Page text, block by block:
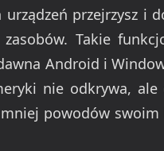
urządzeń przejrzysz i
Takie
Android i
nie odkrywa, ale
powodów